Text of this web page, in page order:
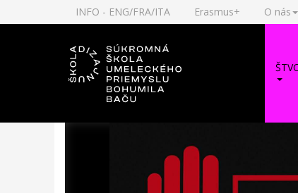
INFO - ENG/FRA/ITA Erasmus+ O nás